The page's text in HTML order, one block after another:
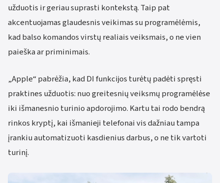
užduotis ir geriau suprasti kontekstą. Taip pat
akcentuojamas glaudesnis veikimas su programėlėmis,
kad balso komandos virstų realiais veiksmais, o ne vien
paieška ar priminimais.
„Apple“ pabrėžia, kad DI funkcijos turėtų padėti spręsti
praktines užduotis: nuo greitesnių veiksmų programėlėse
iki išmanesnio turinio apdorojimo. Kartu tai rodo bendrą
rinkos kryptį, kai išmanieji telefonai vis dažniau tampa
įrankiu automatizuoti kasdienius darbus, o ne tik vartoti
turinį.